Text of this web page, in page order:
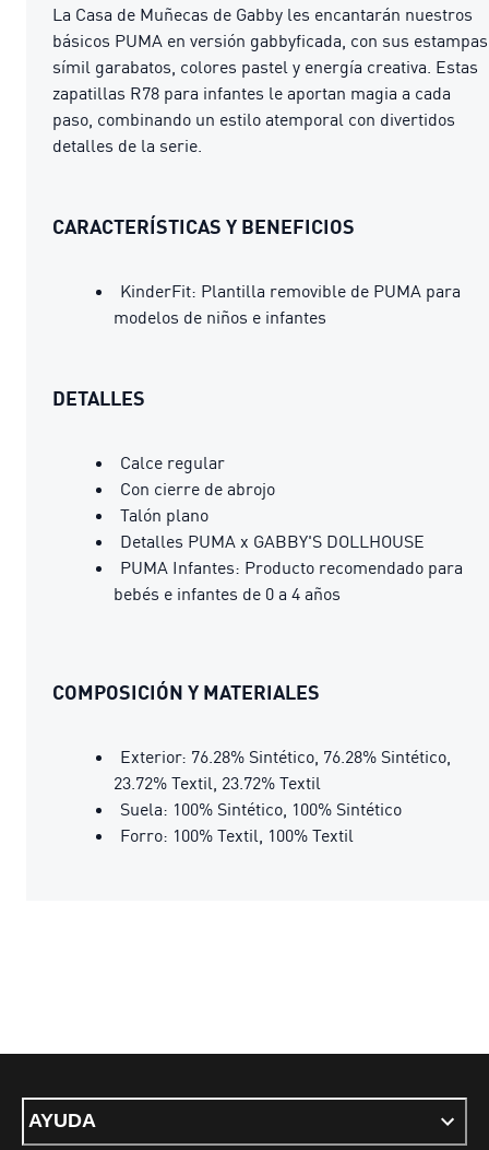
La Casa de Muñecas de Gabby les encantarán nuestros
básicos PUMA en versión gabbyficada, con sus estampas
símil garabatos, colores pastel y energía creativa. Estas
zapatillas R78 para infantes le aportan magia a cada
paso, combinando un estilo atemporal con divertidos
detalles de la serie.
CARACTERÍSTICAS Y BENEFICIOS
KinderFit: Plantilla removible de PUMA para
modelos de niños e infantes
DETALLES
Calce regular
Con cierre de abrojo
Talón plano
Detalles PUMA x GABBY'S DOLLHOUSE
PUMA Infantes: Producto recomendado para
bebés e infantes de 0 a 4 años
COMPOSICIÓN Y MATERIALES
Exterior: 76.28% Sintético, 76.28% Sintético,
23.72% Textil, 23.72% Textil
Suela: 100% Sintético, 100% Sintético
Forro: 100% Textil, 100% Textil
AYUDA